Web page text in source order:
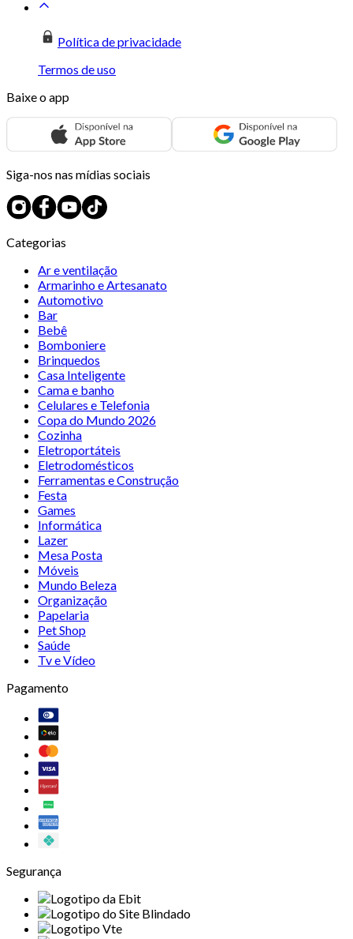
Política de privacidade
Termos de uso
Baixe o app
Siga-nos nas mídias sociais
Categorias
Ar e ventilação
Armarinho e Artesanato
Automotivo
Bar
Bebê
Bomboniere
Brinquedos
Casa Inteligente
Cama e banho
Celulares e Telefonia
Copa do Mundo 2026
Cozinha
Eletroportáteis
Eletrodomésticos
Ferramentas e Construção
Festa
Games
Informática
Lazer
Mesa Posta
Móveis
Mundo Beleza
Organização
Papelaria
Pet Shop
Saúde
Tv e Vídeo
Pagamento
Segurança